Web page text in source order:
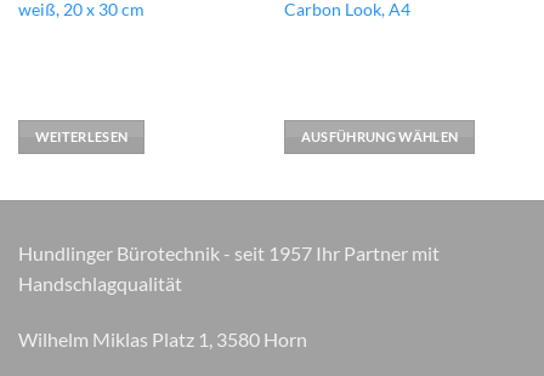
weiß, 20 x 30 cm
WEITERLESEN
Carbon Look, A4
AUSFÜHRUNG WÄHLEN
Produkt
Die
Produktseite
Hundlinger Bürotechnik - seit 1957 Ihr Partner mit
Handschlagqualität
Wilhelm Miklas Platz 1, 3580 Horn